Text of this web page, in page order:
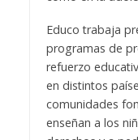
Educo trabaja
programas de
refuerzo
en distintos
comunidades
enseñan a los